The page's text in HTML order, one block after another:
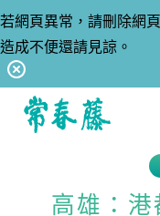
若網頁異常，請刪除網
造成不便還請見諒。
高雄：